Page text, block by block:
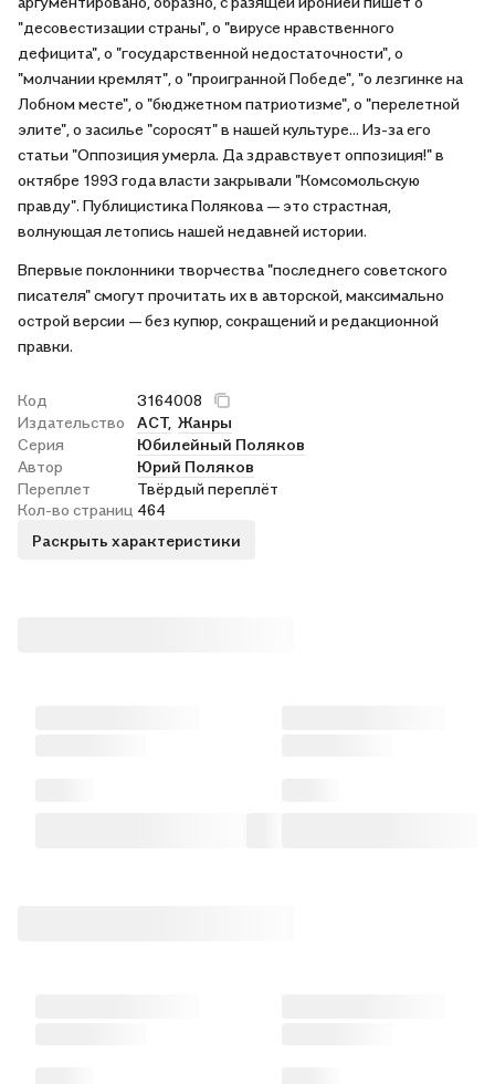
"десовестизации страны", о "вирусе нравственного
дефицита", о "государственной недостаточности", о
"молчании кремлят", о "проигранной Победе", "о лезгинке на
Лобном месте", о "бюджетном патриотизме", о "перелетной
элите", о засилье "соросят" в нашей культуре… Из-за его
статьи "Оппозиция умерла. Да здравствует оппозиция!" в
октябре 1993 года власти закрывали "Комсомольскую
правду". Публицистика Полякова — это страстная,
волнующая летопись нашей недавней истории.
Впервые поклонники творчества "последнего советского
писателя" смогут прочитать их в авторской, максимально
острой версии — без купюр, сокращений и редакционной
правки.
Код
3164008
Издательство
АСТ, Жанры
Серия
Юбилейный Поляков
Автор
Юрий Поляков
Переплет
Твёрдый переплёт
Кол-во страниц 464
Раскрыть характеристики